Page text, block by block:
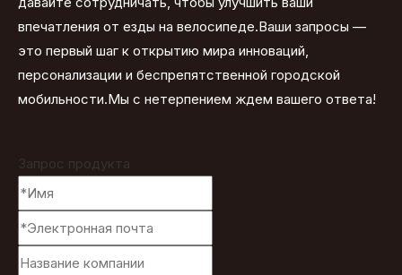
впечатления от езды на велосипеде.Ваши запросы —
это первый шаг к открытию мира инноваций,
персонализации и беспрепятственной городской
мобильности.Мы с нетерпением ждем вашего ответа!
Запрос продукта